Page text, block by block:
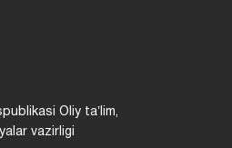
Oliy taʼlim,
vazirligi